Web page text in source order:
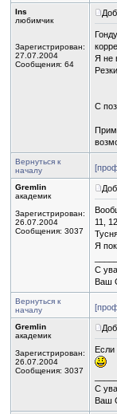
Ins
любимчик
Зарегистрирован:
27.07.2004
Сообщения: 64
Я не
С
Вернуться к
началу
Gremlin
академик
Зарегистрирован:
26.07.2004
Сообщения: 3037
11,
Я
С
Ваш
Вернуться к
началу
Gremlin
академик
Зарегистрирован:
26.07.2004
Сообщения: 3037
Если
С
Ваш